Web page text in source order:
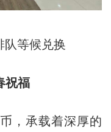
队等候兑换
祝福
，承载着深厚的